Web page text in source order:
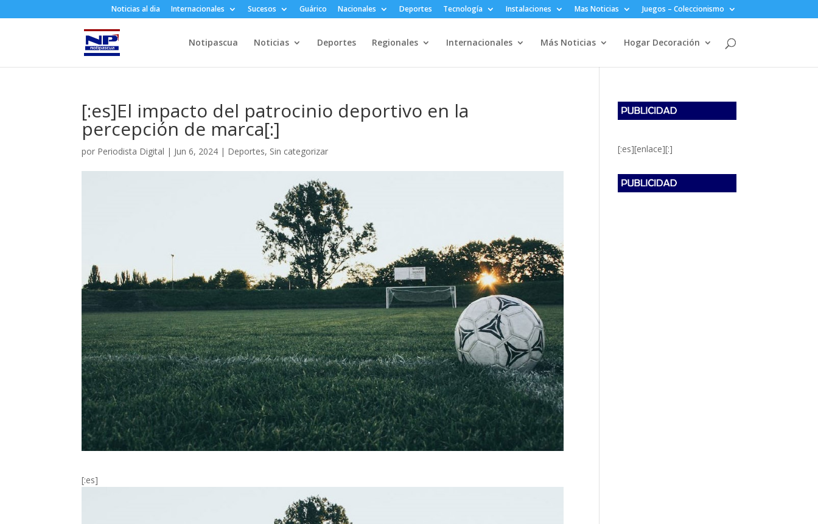
Noticias al dia Internacionales Sucesos Guárico Nacionales Deportes Tecnología Instalaciones Mas Noticias Juegos – Coleccionismo
Notipascua Noticias Deportes Regionales Internacionales Más Noticias Hogar Decoración
[:es]El impacto del patrocinio deportivo en la
percepción de marca[:]
por Periodista Digital | Jun 6, 2024 | Deportes, Sin categorizar
[:es]
[:es][enlace][:]